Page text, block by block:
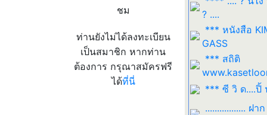
ชม
ท่านยังไม่ได้ลงทะเบียน
เป็นสมาชิก หากท่าน
ต้องการ กรุณาสมัครฟรี
ได้ที่นี่
? ....
*** หนังสือ
GASS
*** สถิติ
*** ซี วิ ด....ปิ้
................. ฝาก